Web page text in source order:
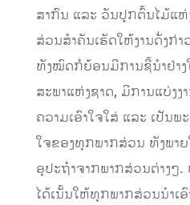
ສາກົນ ແລະ ວັນປູກຕົ້ນໄມ້ແຫ່
ສ່ວນສຳຄັນເຮັດໃຫ້ງານດັ່ງກ່
ທັງໝົດກໍຍ້ອນມີການຊີ້ນຳຢ່າງ
ສະພາແຫ່ງຊາດ, ມີການແບ່ງ
ຄວາມເອົາໃຈໃສ່ ແລະ ເປັນ
ໃຈຂອງທຸກພາກສ່ວນ ທັງພາ
ອຸປະຖຳຈາກພາກສ່ວນຕ່າງໆ
ໄດ້ເນັ້ນໃຫ້ທຸກພາກສ່ວນນຳ